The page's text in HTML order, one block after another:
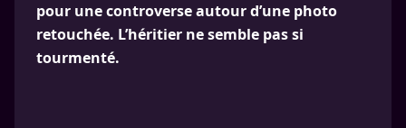
pour une controverse autour d’une photo
retouchée. L’héritier ne semble pas si
tourmenté.